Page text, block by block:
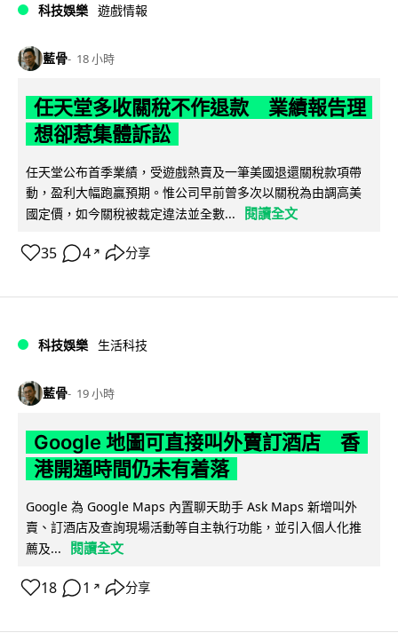
科技娛樂 遊戲情報
藍骨 18 小時
任天堂多收關稅不作退款 業績報告理
想卻惹集體訴訟
任天堂公布首季業績，受遊戲熱賣及一筆美國退還關稅款項帶
動，盈利大幅跑贏預期。惟公司早前曾多次以關稅為由調高美
國定價，如今關稅被裁定違法並全數...
閱讀全文
35 4 ↗ 分享
科技娛樂 生活科技
藍骨 19 小時
Google 地圖可直接叫外賣訂酒店 香
港開通時間仍未有着落
Google 為 Google Maps 內置聊天助手 Ask Maps 新增叫外
賣、訂酒店及查詢現場活動等自主執行功能，並引入個人化推
薦及...
閱讀全文
18 1 ↗ 分享